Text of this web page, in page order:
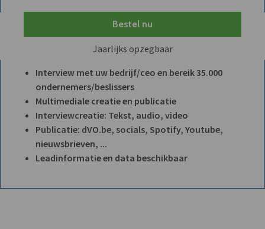
Bestel nu
Jaarlijks opzegbaar
Interview met uw bedrijf/ceo en bereik 35.000
ondernemers/beslissers
Multimediale creatie en publicatie
Interviewcreatie: Tekst, audio, video
Publicatie: dVO.be, socials, Spotify, Youtube,
nieuwsbrieven, ...
Leadinformatie en data beschikbaar